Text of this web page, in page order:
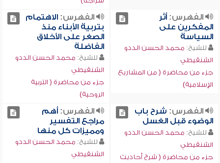
الفهرس:أثر
المفكرين على
السياسة
للشيخ: محمد الحسن الددو
الشنقيطي
جزء من محاضرة ( من المشاريع
الإسلامية)
الفهرس:الاهتمام
بتربية الأبناء منذ
الصغر على الأخلاق
الفاضلة
للشيخ: محمد الحسن الددو
الشنقيطي
جزء من محاضرة ( التربية
الروحية)
الفهرس: شرح باب
الوضوء قبل الغسل
للشيخ: محمد الحسن الددو
الشنقيطي
جزء من محاضرة ( شرح أحاديث
الفهرس:أهم
مراجع التفسير
ومميزات كل منها
للشيخ: محمد الحسن الددو
الشنقيطي